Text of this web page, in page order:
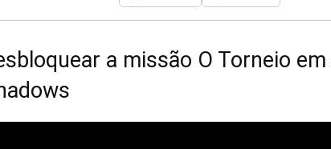
a missão O Torneio em